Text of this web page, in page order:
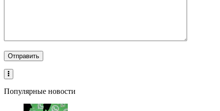
Популярные новости